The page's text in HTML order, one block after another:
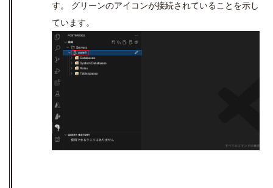
す。 グリーンのアイコンが接続されていることを示し
ています。